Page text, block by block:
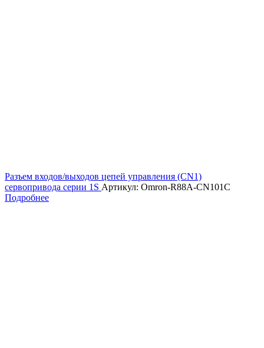
Разъем входов/выходов цепей управления (CN1)
сервопривода серии 1S Артикул: Omron-R88A-CN101C
Подробнее